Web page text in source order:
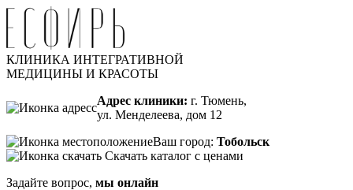
КЛИНИКА ИНТЕГРАТИВНОЙ
МЕДИЦИНЫ И КРАСОТЫ
Адрес клиники: г. Тюмень,
ул. Менделеева, дом 12
Ваш город: Тобольск
Скачать каталог с ценами
Задайте вопрос, мы онлайн